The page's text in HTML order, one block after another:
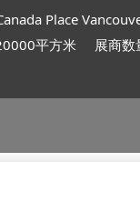
Place
平方米 展商